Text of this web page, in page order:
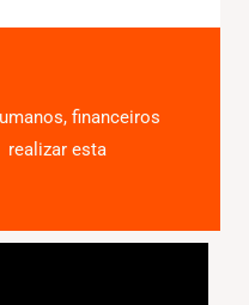
financeiros
realizar esta